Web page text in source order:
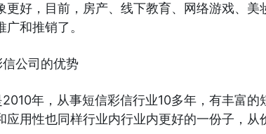
更好，目前，房产、线下教育、网络游戏、美
和推销了。
公司的优势
年，从事短信彩信行业10多年，有丰富的
应用性也同样行业内行业内更好的一份子，从